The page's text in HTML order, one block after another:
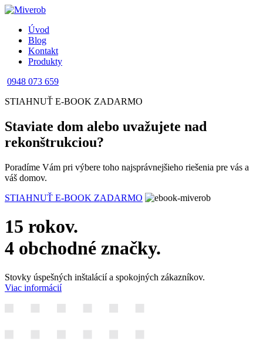
Úvod
Blog
Kontakt
Produkty
0948 073 659
STIAHNUŤ E-BOOK ZADARMO
Staviate dom alebo uvažujete nad
rekonštrukciou?
Poradíme Vám pri výbere toho najsprávnejšieho riešenia pre vás a
váš domov.
STIAHNUŤ E-BOOK ZADARMO
15 rokov.
4 obchodné značky.
Stovky úspešných inštalácií a spokojných zákazníkov.
Viac informácií